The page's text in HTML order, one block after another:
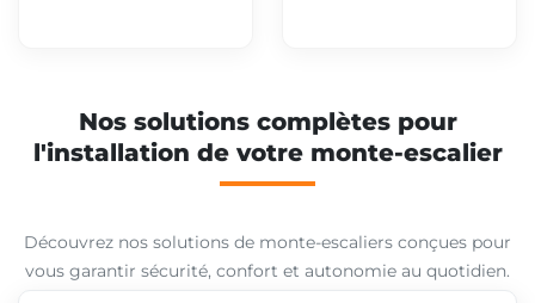
Nos solutions complètes pour
l'installation de votre monte-escalier
Découvrez nos solutions de monte-escaliers conçues pour
vous garantir sécurité, confort et autonomie au quotidien.